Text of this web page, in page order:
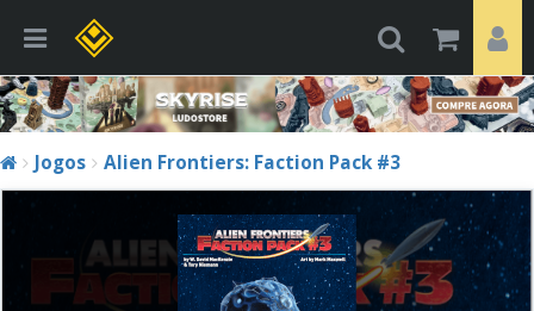
Jogos Alien Frontiers: Faction Pack #3